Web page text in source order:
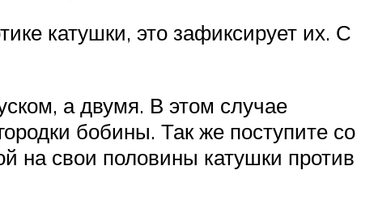
катушки, это зафиксирует их. С
а двумя. В этом случае
бобины. Так же поступите со
на свои половины катушки против